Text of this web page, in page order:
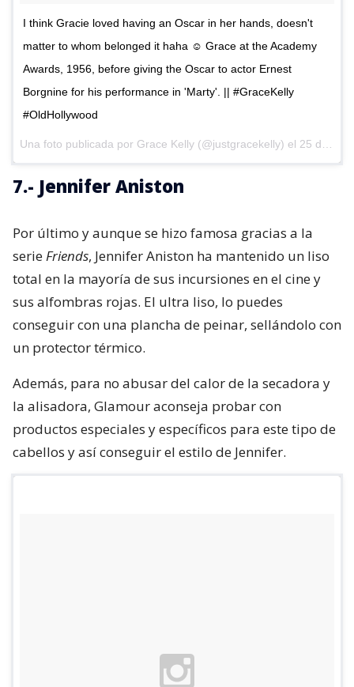
I think Gracie loved having an Oscar in her hands, doesn't
matter to whom belonged it haha ☺ Grace at the Academy
Awards, 1956, before giving the Oscar to actor Ernest
Borgnine for his performance in 'Marty'. || #GraceKelly
#OldHollywood
Una foto publicada por Grace Kelly (@justgracekelly) el 25 de Nov de 2015 a la(s) 11:56 PST
7.- Jennifer Aniston
Por último y aunque se hizo famosa gracias a la
serieFriends, Jennifer Aniston ha mantenido un liso
total en la mayoría de sus incursiones en el cine y
sus alfombras rojas. El ultra liso, lo puedes
conseguir con una plancha de peinar, sellándolo con
un protector térmico.
Además, para no abusar del calor de la secadora y
la alisadora, Glamour aconseja probar con
productos especiales y específicos para este tipo de
cabellos y así conseguir el estilo de Jennifer.